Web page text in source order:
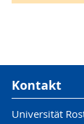
Kontakt
Universität